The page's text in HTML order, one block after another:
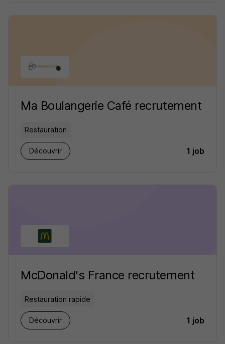
Ma Boulangerie Café recrutement
Restauration
Découvrir 1 job
McDonald's France recrutement
Restauration rapide
Découvrir 1 job